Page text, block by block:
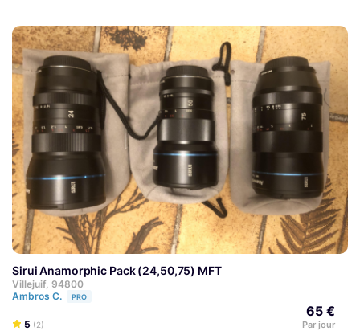
Sirui Anamorphic Pack (24,50,75) MFT
Villejuif, 94800
Ambros C.
PRO
5 (2)
65 €
Par jour